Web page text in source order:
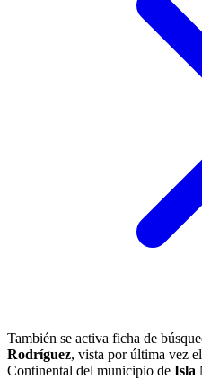
También se activa ficha de
Rodríguez, vista por última vez
Continental del municipio de Isla